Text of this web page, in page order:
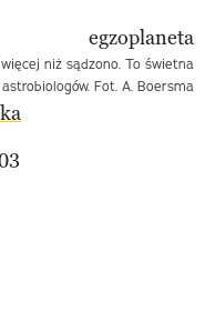
niż sądzono. To świetna
Fot. A. Boersma